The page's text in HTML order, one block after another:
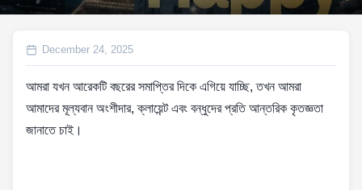
December 24, 2025
আমরা যখন আরেকটি বছরের সমাপ্তির দিকে এগিয়ে যাচ্ছি, তখন আমরা
আমাদের মূল্যবান অংশীদার, ক্লায়েন্ট এবং বন্ধুদের প্রতি আন্তরিক কৃতজ্ঞতা
জানাতে চাই।